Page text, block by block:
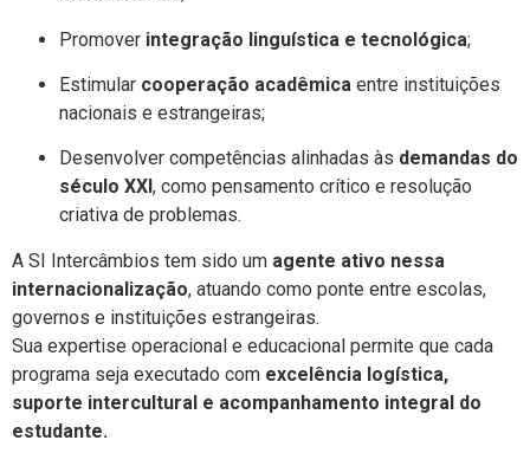
Promover integração linguística e tecnológica;
Estimular cooperação acadêmica entre instituições
nacionais e estrangeiras;
Desenvolver competências alinhadas às demandas do
século XXI , como pensamento crítico e resolução
criativa de problemas.
A SI Intercâmbios tem sido um agente ativo nessa
internacionalização, atuando como ponte entre escolas,
governos e instituições estrangeiras.
Sua expertise operacional e educacional permite que cada
programa seja executado com excelência logística,
suporte intercultural e acompanhamento integral do
estudante.